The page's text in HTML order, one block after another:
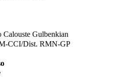
Gulbenkian
CCI/Dist. RMN-GP